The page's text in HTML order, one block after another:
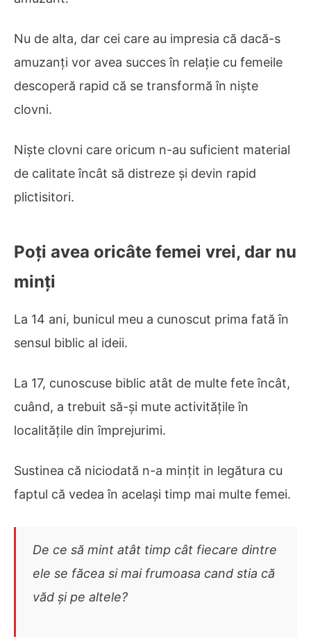
Nu de alta, dar cei care au impresia că dacă-s
amuzanți vor avea succes în relație cu femeile
descoperă rapid că se transformă în niște
clovni.
Niște clovni care oricum n-au suficient material
de calitate încât să distreze și devin rapid
plictisitori.
Poți avea oricâte femei vrei, dar nu
minți
La 14 ani, bunicul meu a cunoscut prima fată în
sensul biblic al ideii.
La 17, cunoscuse biblic atât de multe fete încât,
cuând, a trebuit să-și mute activitățile în
localitățile din împrejurimi.
Sustinea că niciodată n-a mințit in legătura cu
faptul că vedea în același timp mai multe femei.
De ce să mint atât timp cât fiecare dintre
ele se făcea si mai frumoasa cand stia că
văd și pe altele?